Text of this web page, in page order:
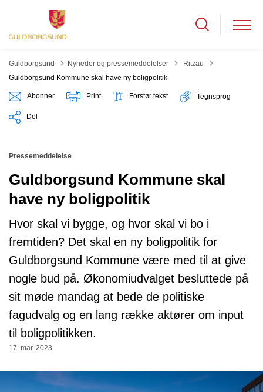
Guldborgsund Nyheder og pressemeddelelser Tilbage til
Ritzau
Guldborgsund Kommune skal have ny boligpolitik
Abonner Print Forstør tekst Tegnsprog
Del
Pressemeddelelse
Guldborgsund Kommune skal
have ny boligpolitik
Hvor skal vi bygge, og hvor skal vi bo i
fremtiden? Det skal en ny boligpolitik for
Guldborgsund Kommune være med til at give
nogle bud på. Økonomiudvalget besluttede på
sit møde mandag at bede de politiske
fagudvalg og en lang række aktører om input
til boligpolitikken.
17. mar. 2023